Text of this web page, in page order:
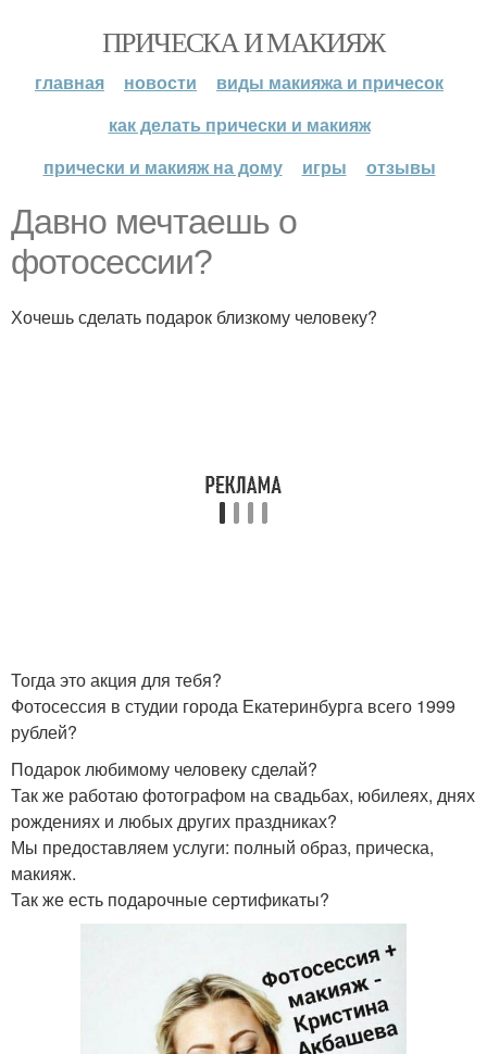
ПРИЧЕСКА И МАКИЯЖ
главная новости
виды макияжа и причесок
как делать прически и макияж
прически и макияж на дому
игры отзывы
Давно мечтаешь о
фотосессии?
Хочешь сделать подарок близкому человеку?
Тогда это акция для тебя?
Фотосессия в студии города Екатеринбурга всего 1999
рублей?
Подарок любимому человеку сделай?
Так же работаю фотографом на свадьбах, юбилеях, днях
рождениях и любых других праздниках?
Мы предоставляем услуги: полный образ, прическа,
макияж.
Так же есть подарочные сертификаты?